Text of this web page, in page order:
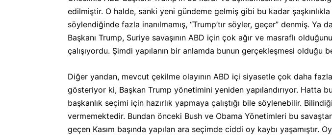
edilmiştir. O halde, sanki yeni gündeme gelmiş gibi bu kadar
söylendiğinde fazla inanılmamış, “Trump’tır söyler, geçer” denmiş. Ya
Başkanı Trump, Suriye savaşının ABD için çok ağır ve masraflı
çalışıyordu. Şimdi yapılanın bir anlamda bunun gerçekleşmesi olduğu
Diğer yandan, mevcut çekilme olayının ABD içi siyasetle çok daha fazla
gösteriyor ki, Başkan Trump yönetimini yeniden yapılandırıyor. Hatta
başkanlık seçimi için hazırlık yapmaya çalıştığı bile söylenebilir.
vermemektedir. Bundan önceki Bush ve Obama Yönetimleri bu
geçen Kasım başında yapılan ara seçimde ciddi oy kaybı yaşamıştır.